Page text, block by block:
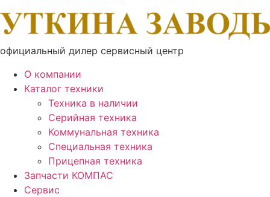
официальный дилер сервисный центр
О компании
Каталог техники
Техника в наличии
Серийная техника
Коммунальная техника
Специальная техника
Прицепная техника
Запчасти КОМПАС
Сервис